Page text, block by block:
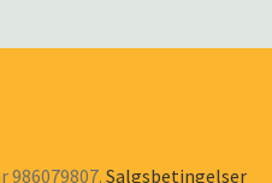
986079807.Salgsbetingelser